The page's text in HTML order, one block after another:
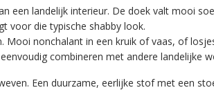
een landelijk interieur. De doek valt mooi
voor die typische shabby look.
nonchalant in een kruik of vaas, of
combineren met andere landelijke
Een duurzame, eerlijke stof met een